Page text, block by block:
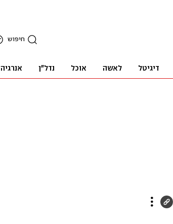
חיפוש
דיגיטל לאשה אוכל נדל"ן אנרגיה